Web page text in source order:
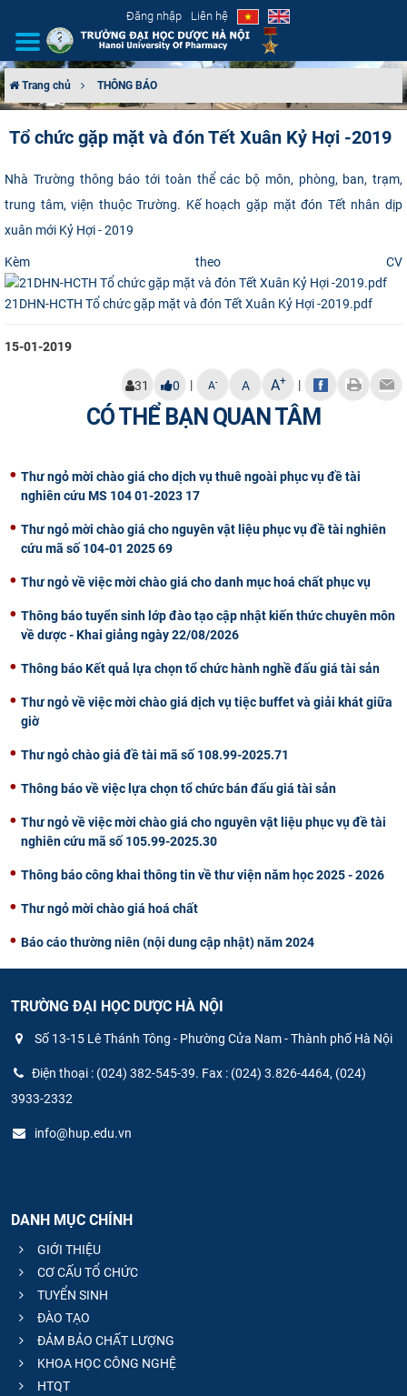
Đăng nhập Liên hệ
TUYỂN SINH
ĐÀO TẠO
ĐẢM BẢO CHẤT LƯỢNG
KHOA HỌC CÔNG NGHỆ
CỰU NGƯỜI HỌC
Trang chủ THÔNG BÁO
Tổ chức gặp mặt và đón Tết Xuân Kỷ Hợi -2019
Nhà Trường thông báo tới toàn thể các bộ môn, phòng, ban, trạm,
trung tâm, viện thuộc Trường. Kế hoạch gặp mặt đón Tết nhân dịp
xuân mới Kỷ Hợi - 2019
Kèm theo CV
21DHN-HCTH Tổ chức gặp mặt và đón Tết Xuân Kỷ Hợi -2019.pdf
15-01-2019
31 0 | A- A A+ |
CÓ THỂ BẠN QUAN TÂM
Thư ngỏ mời chào giá cho dịch vụ thuê ngoài phục vụ đề tài
nghiên cứu MS 104 01-2023 17
Thư ngỏ mời chào giá cho nguyên vật liệu phục vụ đề tài nghiên
cứu mã số 104-01 2025 69
Thư ngỏ về việc mời chào giá cho danh mục hoá chất phục vụ
Thông báo tuyển sinh lớp đào tạo cập nhật kiến thức chuyên môn
về dược - Khai giảng ngày 22/08/2026
Thông báo Kết quả lựa chọn tổ chức hành nghề đấu giá tài sản
Thư ngỏ về việc mời chào giá dịch vụ tiệc buffet và giải khát giữa
giờ
Thư ngỏ chào giá đề tài mã số 108.99-2025.71
Thông báo về việc lựa chọn tổ chức bán đấu giá tài sản
Thư ngỏ về việc mời chào giá cho nguyên vật liệu phục vụ đề tài
nghiên cứu mã số 105.99-2025.30
Thông báo công khai thông tin về thư viện năm học 2025 - 2026
Thư ngỏ mời chào giá hoá chất
Báo cáo thường niên (nội dung cập nhật) năm 2024
TRƯỜNG ĐẠI HỌC DƯỢC HÀ NỘI
Số 13-15 Lê Thánh Tông - Phường Cửa Nam - Thành phố Hà Nội
Điện thoại : (024) 382-545-39. Fax : (024) 3.826-4464, (024)
3933-2332
info@hup.edu.vn
DANH MỤC CHÍNH
GIỚI THIỆU
CƠ CẤU TỔ CHỨC
TUYỂN SINH
ĐÀO TẠO
ĐẢM BẢO CHẤT LƯỢNG
KHOA HỌC CÔNG NGHỆ
HTQT